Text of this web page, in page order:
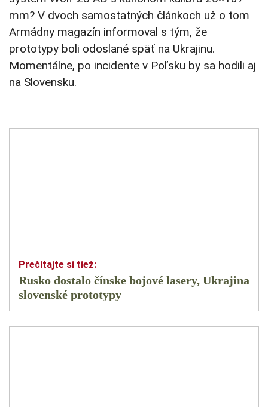
mm? V dvoch samostatných článkoch už o tom
Armádny magazín informoval s tým, že
prototypy boli odoslané späť na Ukrajinu.
Momentálne, po incidente v Poľsku by sa hodili aj
na Slovensku.
Rusko dostalo čínske bojové lasery, Ukrajina
slovenské prototypy